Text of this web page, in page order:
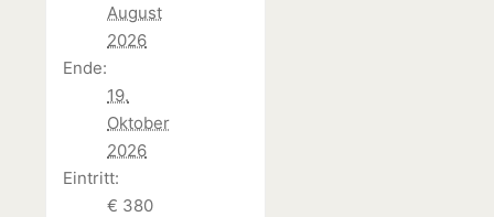
August
2026
Ende:
19.
Oktober
2026
Eintritt:
€ 380